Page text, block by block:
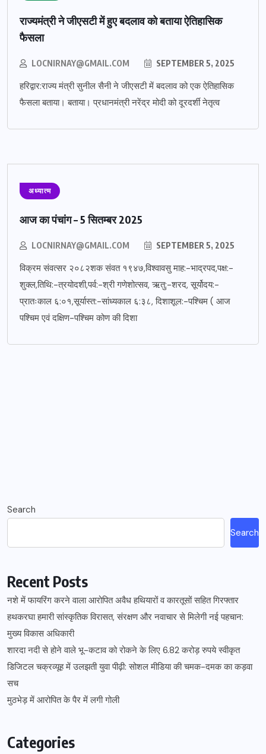
राज्यमंत्री ने जीएसटी में हुए बदलाव को बताया ऐतिहासिक
फैसला
LOCNIRNAY@GMAIL.COM SEPTEMBER 5, 2025
हरिद्वार:राज्य मंत्री सुनील सैनी ने जीएसटी में बदलाव को एक ऐतिहासिक
फैसला बताया। बताया। प्रधानमंत्री नरेंद्र मोदी को दूरदर्शी नेतृत्व
अध्यात्म
आज का पंचांग – 5 सितम्बर 2025
LOCNIRNAY@GMAIL.COM SEPTEMBER 5, 2025
विक्रम संवत्सर २०८२शक संवत १९४७,विश्वावसु माह:-भाद्रपद,पक्ष:-
शुक्ल,तिथि:-त्रयोदशी,पर्व:-श्री गणेशोत्सव, ऋतु:-शरद, सूर्योदय:-
प्रातःकाल ६:०१,सूर्यास्त:-सांध्यकाल ६:३८, दिशाशूल:-पश्चिम ( आज
पश्चिम एवं दक्षिण-पश्चिम कोण की दिशा
Search
Search
Recent Posts
नशे में फायरिंग करने वाला आरोपित अवैध हथियारों व कारतूसों सहित गिरफ्तार
हथकरघा हमारी सांस्कृतिक विरासत, संरक्षण और नवाचार से मिलेगी नई पहचान:
मुख्य विकास अधिकारी
शारदा नदी से होने वाले भू-कटाव को रोकने के लिए 6.82 करोड़ रुपये स्वीकृत
डिजिटल चक्रव्यूह में उलझती युवा पीढ़ी: सोशल मीडिया की चमक-दमक का कड़वा
सच
मुठभेड़ में आरोपित के पैर में लगी गोली
Categories